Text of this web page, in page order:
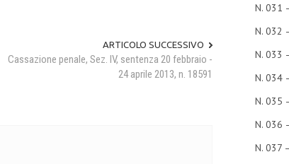
ARTICOLO SUCCESSIVO
Cassazione penale, Sez. IV, sentenza 20 febbraio -
24 aprile 2013, n. 18591
N. 031
N. 032
N. 033
N. 034
N. 035
N. 036
N. 037